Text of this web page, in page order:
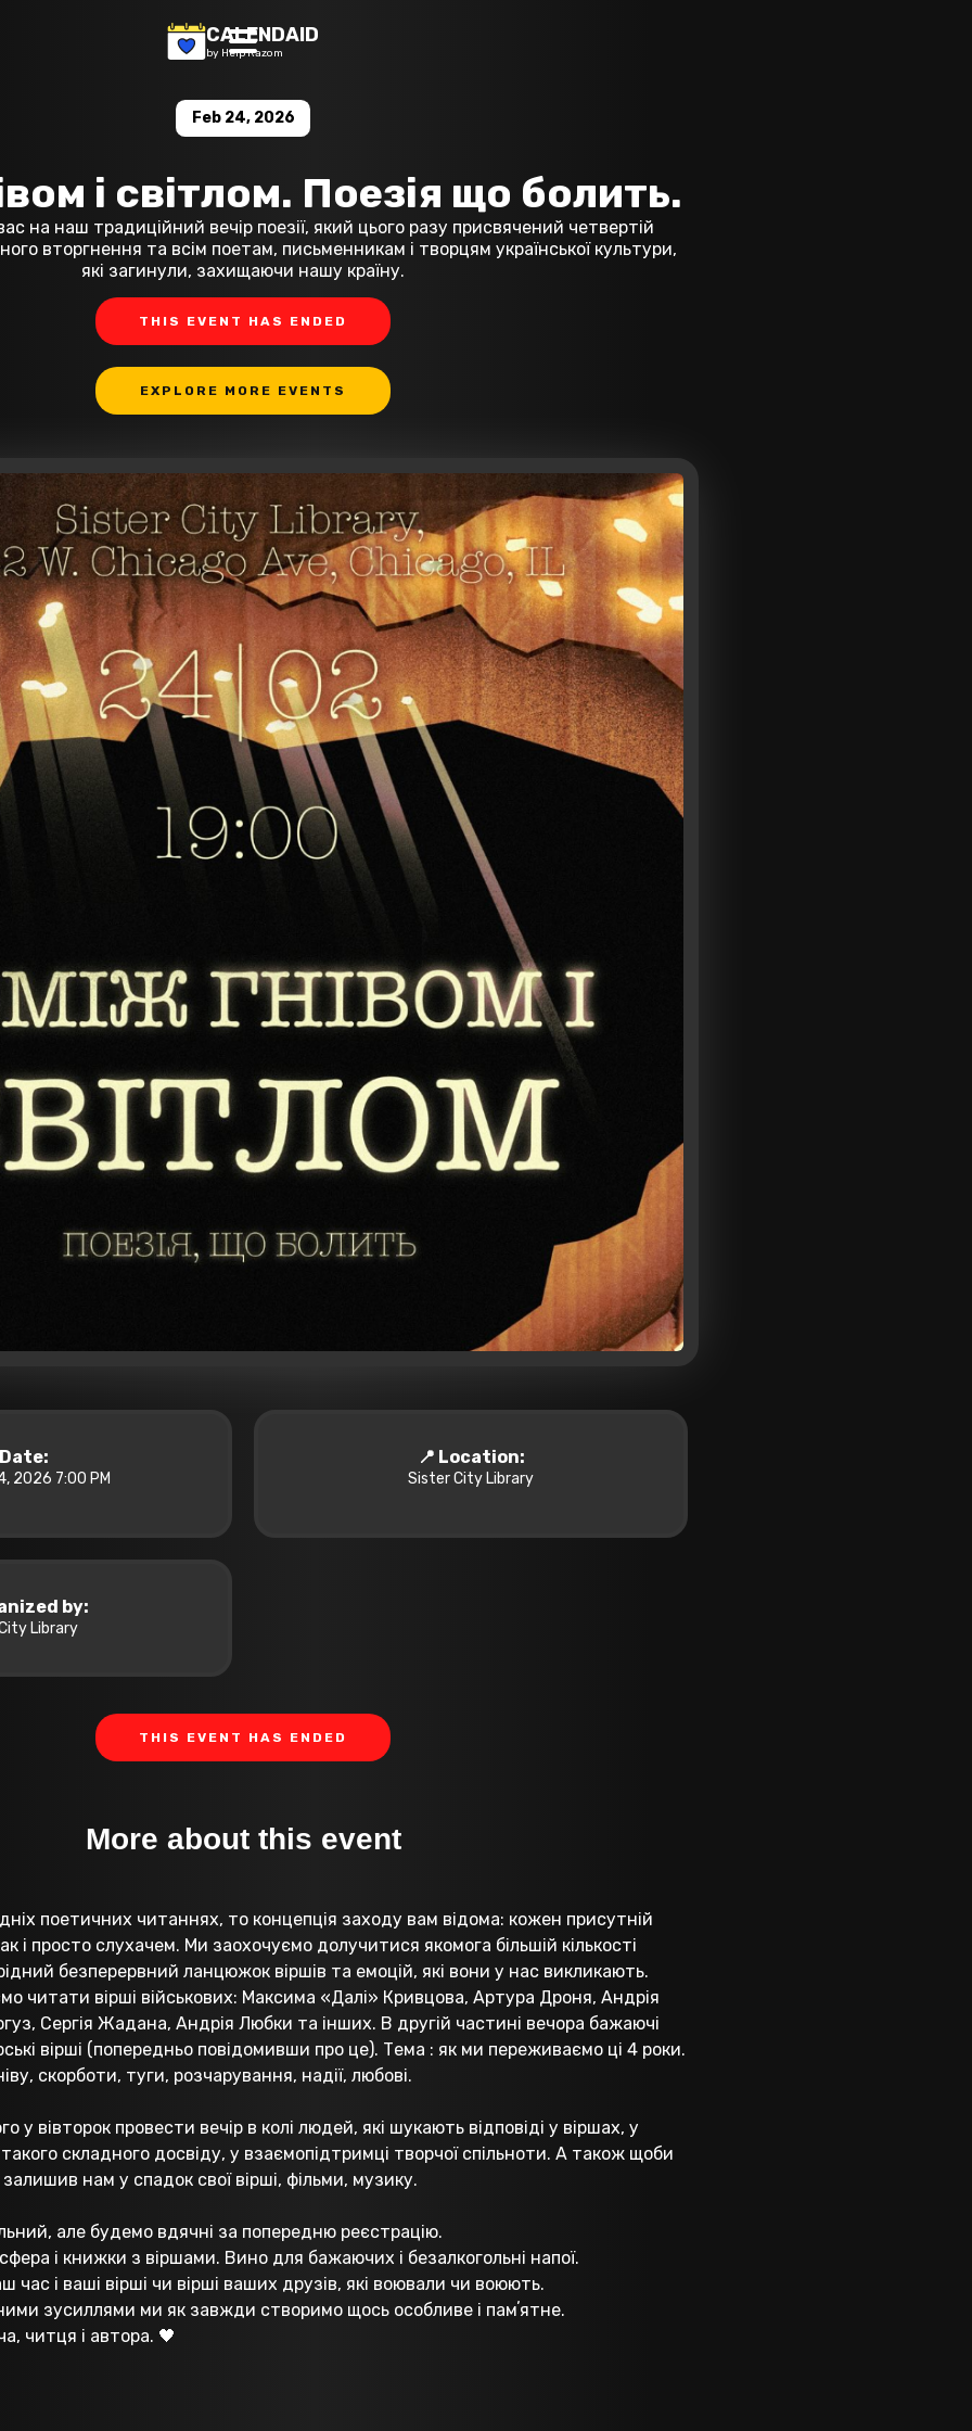
CALENDAID
by Help Razom
Feb 24, 2026
і світлом. Поезія що болить.
на наш традиційний вечір поезії, який цього разу присвячений четвертій
вторгнення та всім поетам, письменникам і творцям української культури,
які загинули, захищаючи нашу країну.
THIS EVENT HAS ENDED
EXPLORE MORE EVENTS
2026 7:00 PM
📍 Location:
Sister City Library
by:
Library
THIS EVENT HAS ENDED
More about this event
поетичних читаннях, то концепція заходу вам відома: кожен присутній
і просто слухачем. Ми заохочуємо долучитися якомога більшій кількості
безперервний ланцюжок віршів та емоцій, які вони у нас викликають.
читати вірші військових: Максима «Далі» Кривцова, Артура Дроня, Андрія
Сергія Жадана, Андрія Любки та інших. В другій частині вечора бажаючі
вірші (попередньо повідомивши про це). Тема : як ми переживаємо ці 4 роки.
скорботи, туги, розчарування, надії, любові.
у вівторок провести вечір в колі людей, які шукають відповіді у віршах, у
складного досвіду, у взаємопідтримці творчої спільноти. А також щоби
нам у спадок свої вірші, фільми, музику.
але будемо вдячні за попередню реєстрацію.
і книжки з віршами. Вино для бажаючих і безалкогольні напої.
час і ваші вірші чи вірші ваших друзів, які воювали чи воюють.
зусиллями ми як завжди створимо щось особливе і памʼятне.
читця і автора. 🖤